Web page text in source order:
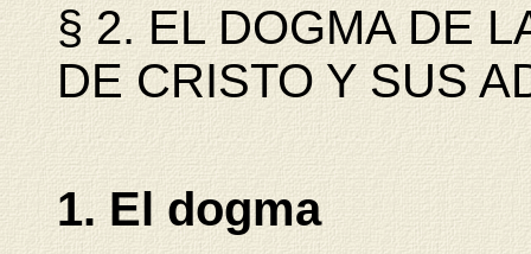
§ 2. EL DOGMA DE
DE CRISTO Y SUS
1. El dogma